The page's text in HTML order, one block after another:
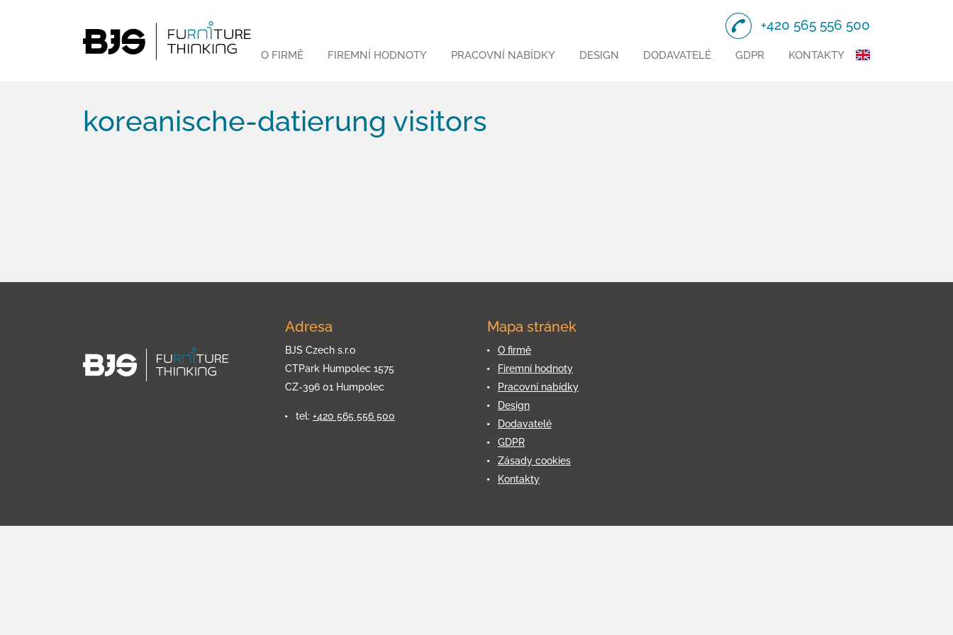
+420 565 556 500
O FIRMĚ FIREMNÍ HODNOTY PRACOVNÍ NABÍDKY DESIGN DODAVATELÉ GDPR KONTAKTY
koreanische-datierung visitors
Adresa
BJS Czech s.r.o
CTPark Humpolec 1575
CZ-396 01 Humpolec
tel: +420 565 556 500
Mapa stránek
O firmě
Firemní hodnoty
Pracovní nabídky
Design
Dodavatelé
GDPR
Zásady cookies
Kontakty